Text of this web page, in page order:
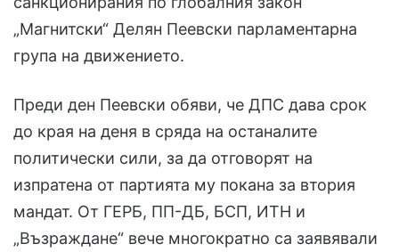
„Магнитски“ Делян Пеевски парламентарна
група на движението.
Преди ден Пеевски обяви, че ДПС дава срок
до края на деня в сряда на останалите
политически сили, за да отговорят на
изпратена от партията му покана за втория
мандат. От ГЕРБ, ПП-ДБ, БСП, ИТН и
„Възраждане“ вече многократно са заявявали